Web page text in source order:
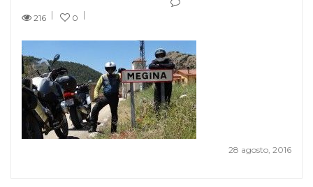
216 0
28 agosto, 2016